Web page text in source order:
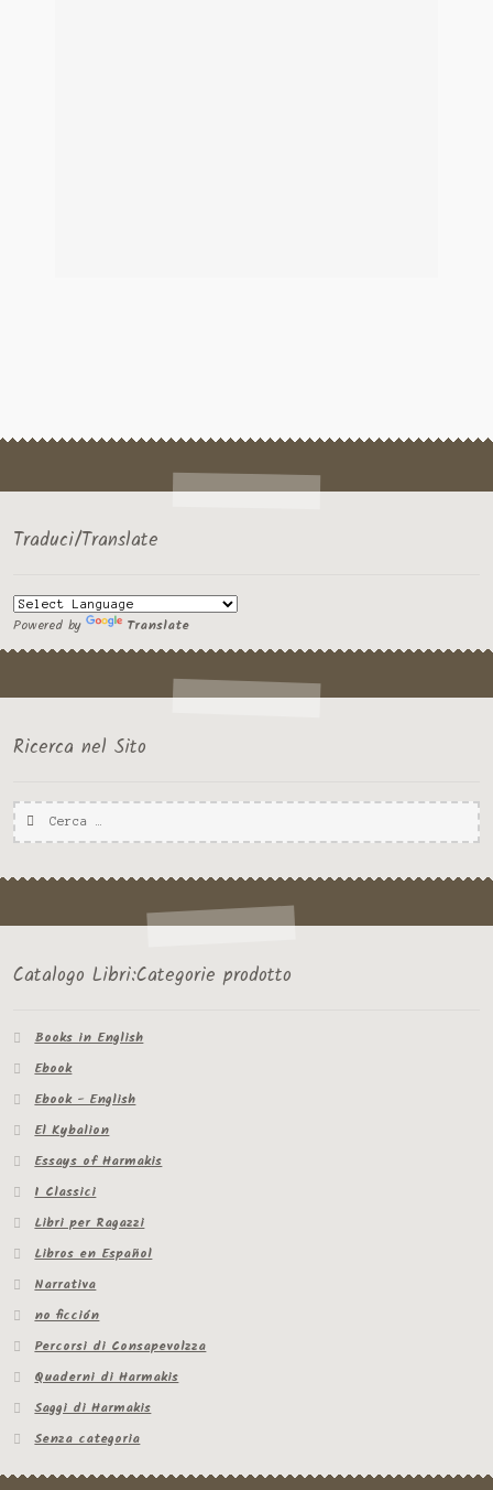
Traduci/Translate
Powered by Translate
Ricerca nel Sito
Ricerca
per:
Catalogo Libri:Categorie prodotto
Books in English
Ebook
Ebook - English
El Kybalion
Essays of Harmakis
I Classici
Libri per Ragazzi
Libros en Español
Narrativa
no ficción
Percorsi di Consapevolzza
Quaderni di Harmakis
Saggi di Harmakis
Senza categoria